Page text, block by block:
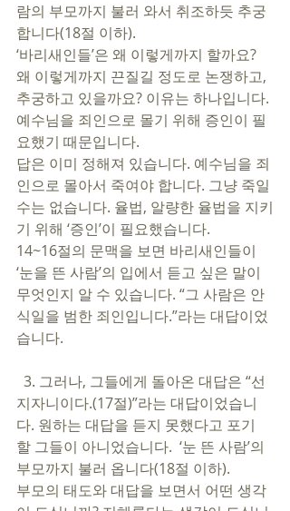
람의 부모까지 불러 와서 취조하듯 추궁
합니다(18절 이하).
‘바리새인들’은 왜 이렇게까지 할까요?
왜 이렇게까지 끈질길 정도로 논쟁하고,
추궁하고 있을까요? 이유는 하나입니다.
예수님을 죄인으로 몰기 위해 증인이 필
요했기 때문입니다.
답은 이미 정해져 있습니다. 예수님을 죄
인으로 몰아서 죽여야 합니다. 그냥 죽일
수는 없습니다. 율법, 알량한 율법을 지키
기 위해 ‘증인’이 필요했습니다.
14~16절의 문맥을 보면 바리새인들이
‘눈을 뜬 사람’의 입에서 듣고 싶은 말이
무엇인지 알 수 있습니다. “그 사람은 안
식일을 범한 죄인입니다.”라는 대답이었
습니다.
지자니이다.(17절)”라는 대답이었습니
다. 원하는 대답을 듣지 못했다고 포기
할 그들이 아니었습니다.  ‘눈 뜬 사람’의
부모까지 불러 옵니다(18절 이하).
부모의 태도와 대답을 보면서 어떤 생각